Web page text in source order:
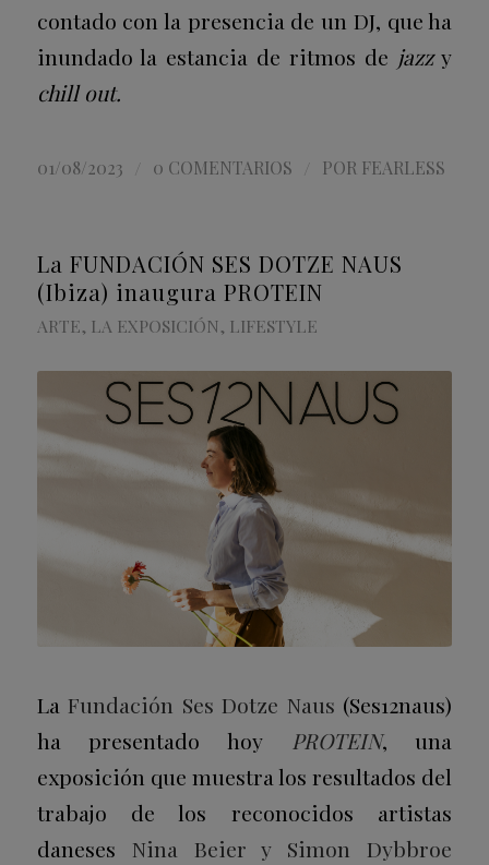
contado con la presencia de un DJ, que ha
inundado la estancia de ritmos de jazzy
chill out.
01/08/2023 0 COMENTARIOS POR FEARLESS
La FUNDACIÓN SES DOTZE NAUS
(Ibiza) inaugura PROTEIN
ARTE, LA EXPOSICIÓN, LIFESTYLE
LaFundación Ses Dotze Naus (Ses12naus)
ha presentado hoy PROTEIN, una
exposición que muestra los resultados del
trabajo de los reconocidos artistas
daneses Nina Beier y Simon Dybbroe